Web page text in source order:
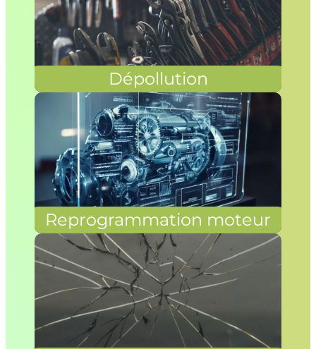
Dépollution
Reprogrammation moteur